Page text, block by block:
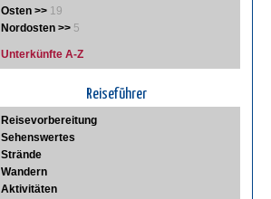
Osten >> 19
Nordosten >> 5
Unterkünfte A-Z
Reiseführer
Reisevorbereitung
Sehenswertes
Strände
Wandern
Aktivitäten